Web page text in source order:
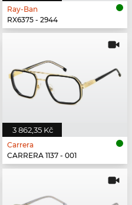
Ray-Ban
RX6375 - 2944
3 862,35 Kč
Carrera
CARRERA 1137 - 001